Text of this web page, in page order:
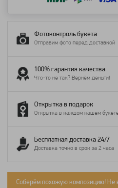
Фотоконтроль букета
Отправим фото перед доставкой
100% гарантия качества
Что-то не так? Вернём деньги!
Открытка в подарок
Открытка в каждом нашем
Бесплатная доставка 24/7
Доставка точно в срок за 2 часа
Соберём похожую композицию! Не